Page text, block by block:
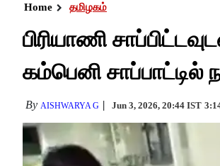
Home தமிழகம்
பிரியாணி
கம்பெனி சாப்பாட்டில்
By AISHWARYA G Jun 3, 2026, 20:44 IST